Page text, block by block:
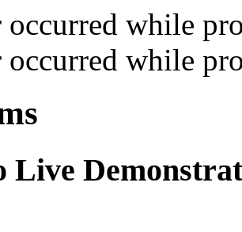
occurred while
occurred while
Live